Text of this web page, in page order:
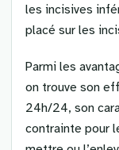
les incisives
placé sur les
Parmi les
on trouve son
24h/24, son
contrainte pour